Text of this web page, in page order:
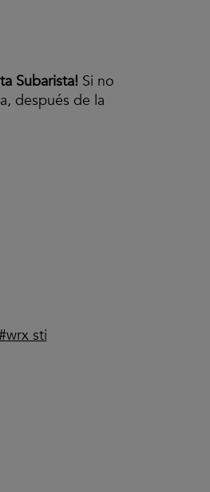
Subarista! Si no
después de la
wrx sti